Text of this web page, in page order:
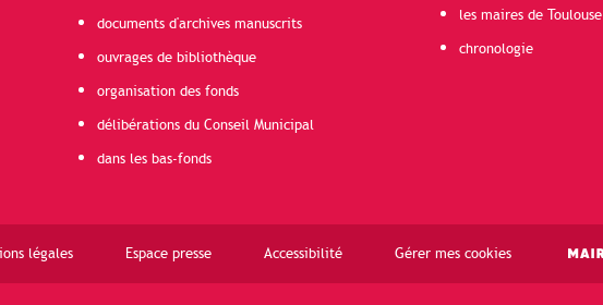
documents d'archives manuscrits
ouvrages de bibliothèque
organisation des fonds
délibérations du Conseil Municipal
dans les bas-fonds
les maires de Toulouse
chronologie
légales Espace presse Accessibilité Gérer mes cookies